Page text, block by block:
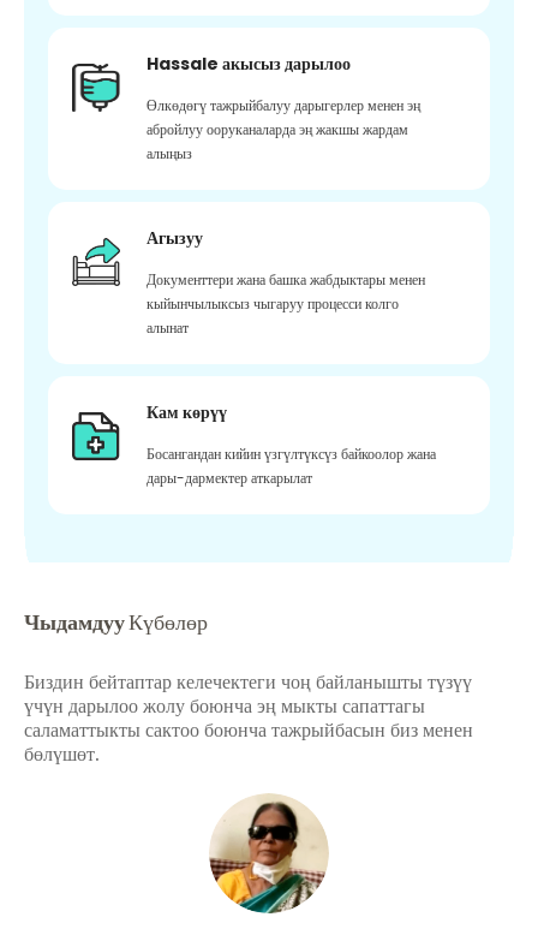
Hassale акысыз дарылоо
Өлкөдөгү тажрыйбалуу дарыгерлер менен эң
абройлуу ооруканаларда эң жакшы жардам
алыңыз
Агызуу
Документтери жана башка жабдыктары менен
кыйынчылыксыз чыгаруу процесси колго
алынат
Кам көрүү
Босангандан кийин үзгүлтүксүз байкоолор жана
дары-дармектер аткарылат
ЧыдамдууКүбөлөр
Биздин бейтаптар келечектеги чоң байланышты түзүү
үчүн дарылоо жолу боюнча эң мыкты сапаттагы
саламаттыкты сактоо боюнча тажрыйбасын биз менен
бөлүшөт.